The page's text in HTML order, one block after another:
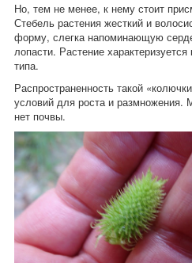
Но, тем не менее, к нему стоит
Стебель растения жесткий и
форму, слегка напоминающую
лопасти. Растение
типа.
Распространенность такой
условий для роста и размножения.
нет почвы.